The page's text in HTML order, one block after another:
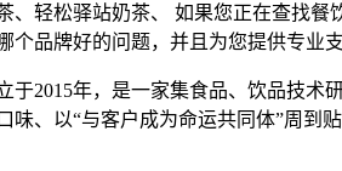
、轻松驿站奶茶、 如果您正在查找
个品牌好的问题，并且为您提供专业
于2015年，是一家集食品、饮品技
味、以“与客户成为命运共同体”周